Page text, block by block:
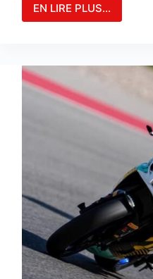
EN LIRE PLUS...
NICOLO
DOMINATION
WSBK
EN
REMPORTANT
PORTIMAO